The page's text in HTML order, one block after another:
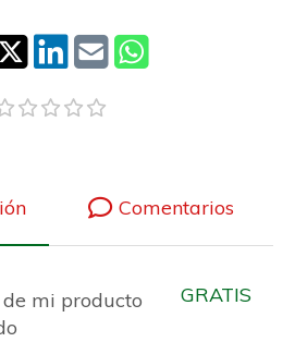
Comentarios
mi producto
GRATIS